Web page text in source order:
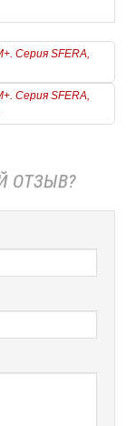
Серия SFERA,
Серия SFERA,
ОТЗЫВ?